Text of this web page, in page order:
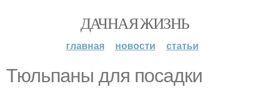
ДАЧНАЯ ЖИЗНЬ
главная новости статьи
Тюльпаны для посадки